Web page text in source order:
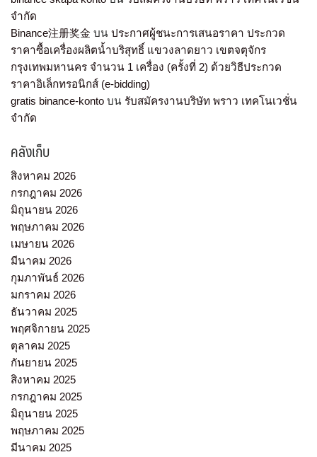
จำกัด
Binance注册奖金 บน ประกาศผู้ชนะการเสนอราคา ประกวด
ราคาซื้อเครื่องผลิตน้ำบริสุทธิ์ แขวงลาดยาว เขตจตุจักร
กรุงเทพมหานคร จำนวน 1 เครื่อง (ครั้งที่ 2) ด้วยวิธีประกวด
ราคาอิเล็กทรอนิกส์ (e-bidding)
gratis binance-konto บน รับสมัครงานบริษัท พราว เทคโนเวชั่น
จำกัด
คลังเก็บ
สิงหาคม 2026
กรกฎาคม 2026
มิถุนายน 2026
พฤษภาคม 2026
เมษายน 2026
มีนาคม 2026
กุมภาพันธ์ 2026
มกราคม 2026
ธันวาคม 2025
พฤศจิกายน 2025
ตุลาคม 2025
กันยายน 2025
สิงหาคม 2025
กรกฎาคม 2025
มิถุนายน 2025
พฤษภาคม 2025
มีนาคม 2025